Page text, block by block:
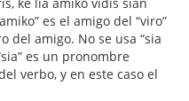
es el amigo del “viro”
del amigo. No se usa “sia
es un pronombre
verbo, y en este caso el